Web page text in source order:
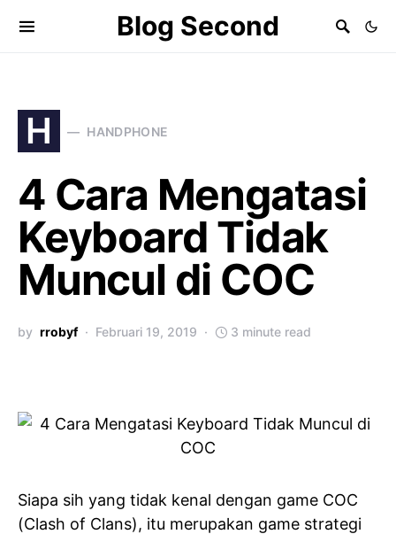
Blog Second
H HANDPHONE
4 Cara Mengatasi
Keyboard Tidak
Muncul di COC
by rrobyf Februari 19, 2019 3 minute read
Siapa sih yang tidak kenal dengan game COC
(Clash of Clans), itu merupakan game strategi